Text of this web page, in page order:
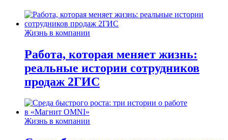
Жизнь в компании
Работа, которая меняет жизнь:
реальные истории сотрудников
продаж 2ГИС
Жизнь в компании